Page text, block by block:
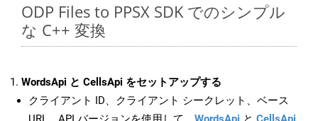
ODP Files to PPSX SDK でのシンプル
な C++ 変換
WordsApi と CellsApi をセットアップする
クライアント ID、クライアント シークレット、ベース